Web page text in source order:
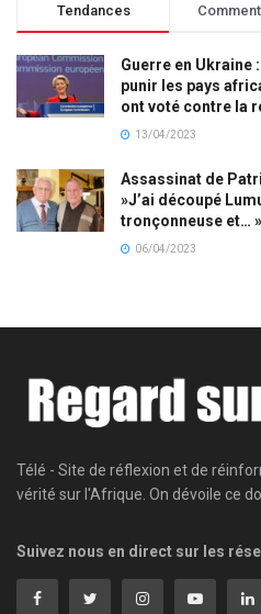
Tendances
Guerre en Ukraine
punir les pays
ont voté contre la
13/04/2023
Assassinat de
»J’ai découpé
tronçonneuse et… »
06/04/2023
Télé - Site de réflexion et de
vérité sur l'Afrique. On dévoile ce
Suivez nous en direct sur les